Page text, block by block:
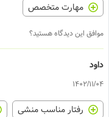
مهارت متخصص
موافق این دیدگاه هستید؟
داود
1402/11/04
رفتار مناسب منشی